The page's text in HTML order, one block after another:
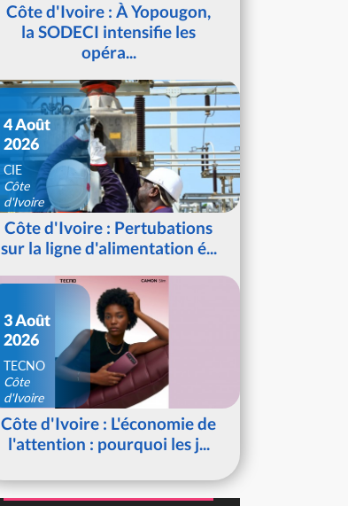
Côte d'Ivoire : À Yopougon,
la SODECI intensifie les
opéra...
4 Août
2026
CIE
Côte
d'Ivoire
Côte d'Ivoire : Pertubations
sur la ligne d'alimentation é...
3 Août
2026
TECNO
Côte
d'Ivoire
Côte d'Ivoire : L'économie de
l'attention : pourquoi les j...